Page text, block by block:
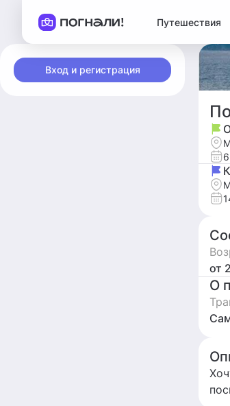
Путешествия
Вход и регистрация
от
О